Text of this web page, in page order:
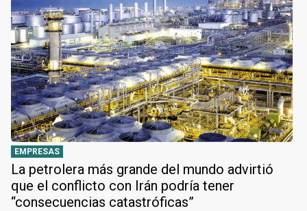
EMPRESAS
La petrolera más grande del mundo advirtió
que el conflicto con Irán podría tener
“consecuencias catastróficas”